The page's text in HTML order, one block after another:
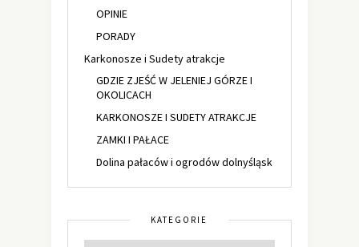
OPINIE
PORADY
Karkonosze i Sudety atrakcje
GDZIE ZJEŚĆ W JELENIEJ GÓRZE I
OKOLICACH
KARKONOSZE I SUDETY ATRAKCJE
ZAMKI I PAŁACE
Dolina pałaców i ogrodów dolnyśląsk
KATEGORIE